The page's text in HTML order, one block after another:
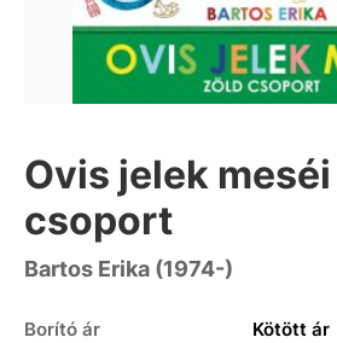
Ovis jelek
csoport
Bartos Erika (1974-)
Borító ár Kötött ár